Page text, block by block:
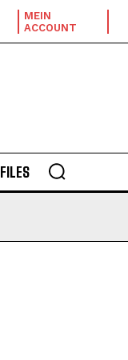
MEIN
ACCOUNT
FILES